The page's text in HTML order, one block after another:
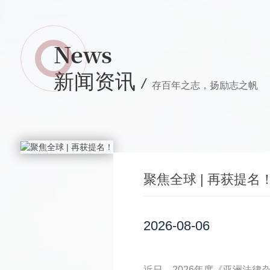
News
新闻资讯 / 存百年之志，扬励志之帆
聚焦全球 | 再获提名
2026-08-06